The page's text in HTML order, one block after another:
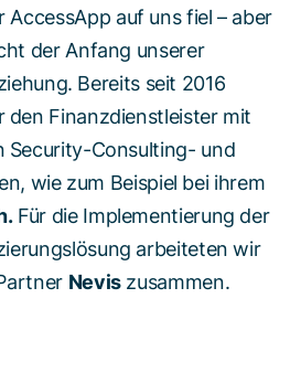
AccessApp auf uns fiel – aber
der Anfang unserer
Bereits seit 2016
den Finanzdienstleister mit
Security-Consulting- und
wie zum Beispiel bei ihrem
Für die Implementierung der
arbeiteten wir
Neviszusammen.